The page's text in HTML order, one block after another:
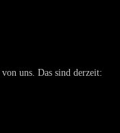
von uns. Das sind derzeit: